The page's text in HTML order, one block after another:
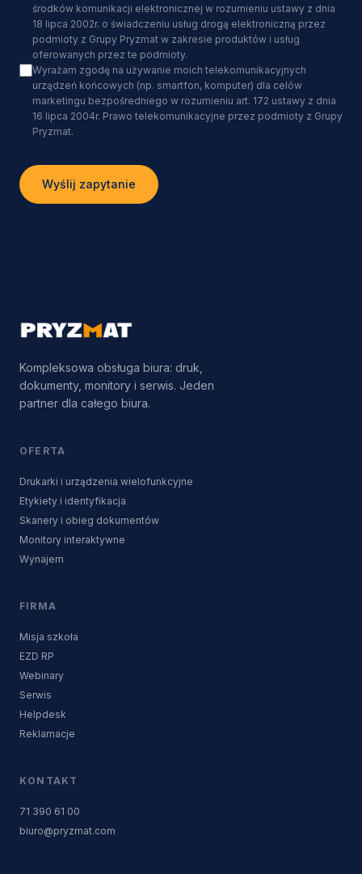
środków komunikacji elektronicznej w rozumieniu ustawy z dnia
18 lipca 2002r. o świadczeniu usług drogą elektroniczną przez
podmioty z Grupy Pryzmat w zakresie produktów i usług
oferowanych przez te podmioty.
Wyrażam zgodę na używanie moich telekomunikacyjnych
urządzeń końcowych (np. smartfon, komputer) dla celów
marketingu bezpośredniego w rozumieniu art. 172 ustawy z dnia
16 lipca 2004r. Prawo telekomunikacyjne przez podmioty z Grupy
Pryzmat.
Wyślij zapytanie
Kompleksowa obsługa biura: druk,
dokumenty, monitory i serwis. Jeden
partner dla całego biura.
OFERTA
Drukarki i urządzenia wielofunkcyjne
Etykiety i identyfikacja
Skanery i obieg dokumentów
Monitory interaktywne
Wynajem
FIRMA
Misja szkoła
EZD RP
Webinary
Serwis
Helpdesk
Reklamacje
KONTAKT
71 390 61 00
biuro@pryzmat.com